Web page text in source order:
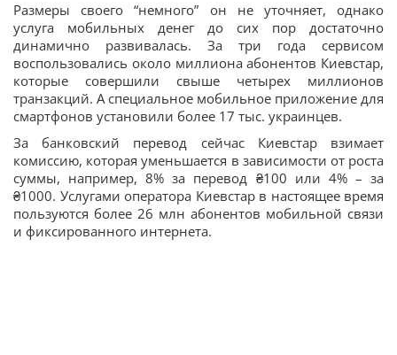
Размеры своего “немного” он не уточняет, однако
услуга мобильных денег до сих пор достаточно
динамично развивалась. За три года сервисом
воспользовались около миллиона абонентов Киевстар,
которые совершили свыше четырех миллионов
транзакций. А специальное мобильное приложение для
смартфонов установили более 17 тыс. украинцев.
За банковский перевод сейчас Киевстар взимает
комиссию, которая уменьшается в зависимости от роста
суммы, например, 8% за перевод ₴100 или 4% – за
₴1000. Услугами оператора Киевстар в настоящее время
пользуются более 26 млн абонентов мобильной связи
и фиксированного интернета.